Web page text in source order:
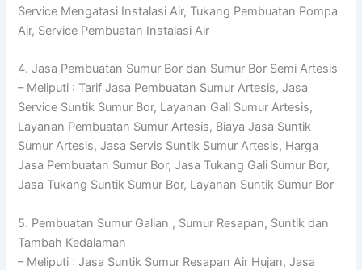
Service Mengatasi Instalasi Air, Tukang Pembuatan Pompa
Air, Service Pembuatan Instalasi Air
4. Jasa Pembuatan Sumur Bor dan Sumur Bor Semi Artesis
– Meliputi : Tarif Jasa Pembuatan Sumur Artesis, Jasa
Service Suntik Sumur Bor, Layanan Gali Sumur Artesis,
Layanan Pembuatan Sumur Artesis, Biaya Jasa Suntik
Sumur Artesis, Jasa Servis Suntik Sumur Artesis, Harga
Jasa Pembuatan Sumur Bor, Jasa Tukang Gali Sumur Bor,
Jasa Tukang Suntik Sumur Bor, Layanan Suntik Sumur Bor
5. Pembuatan Sumur Galian , Sumur Resapan, Suntik dan
Tambah Kedalaman
– Meliputi : Jasa Suntik Sumur Resapan Air Hujan, Jasa